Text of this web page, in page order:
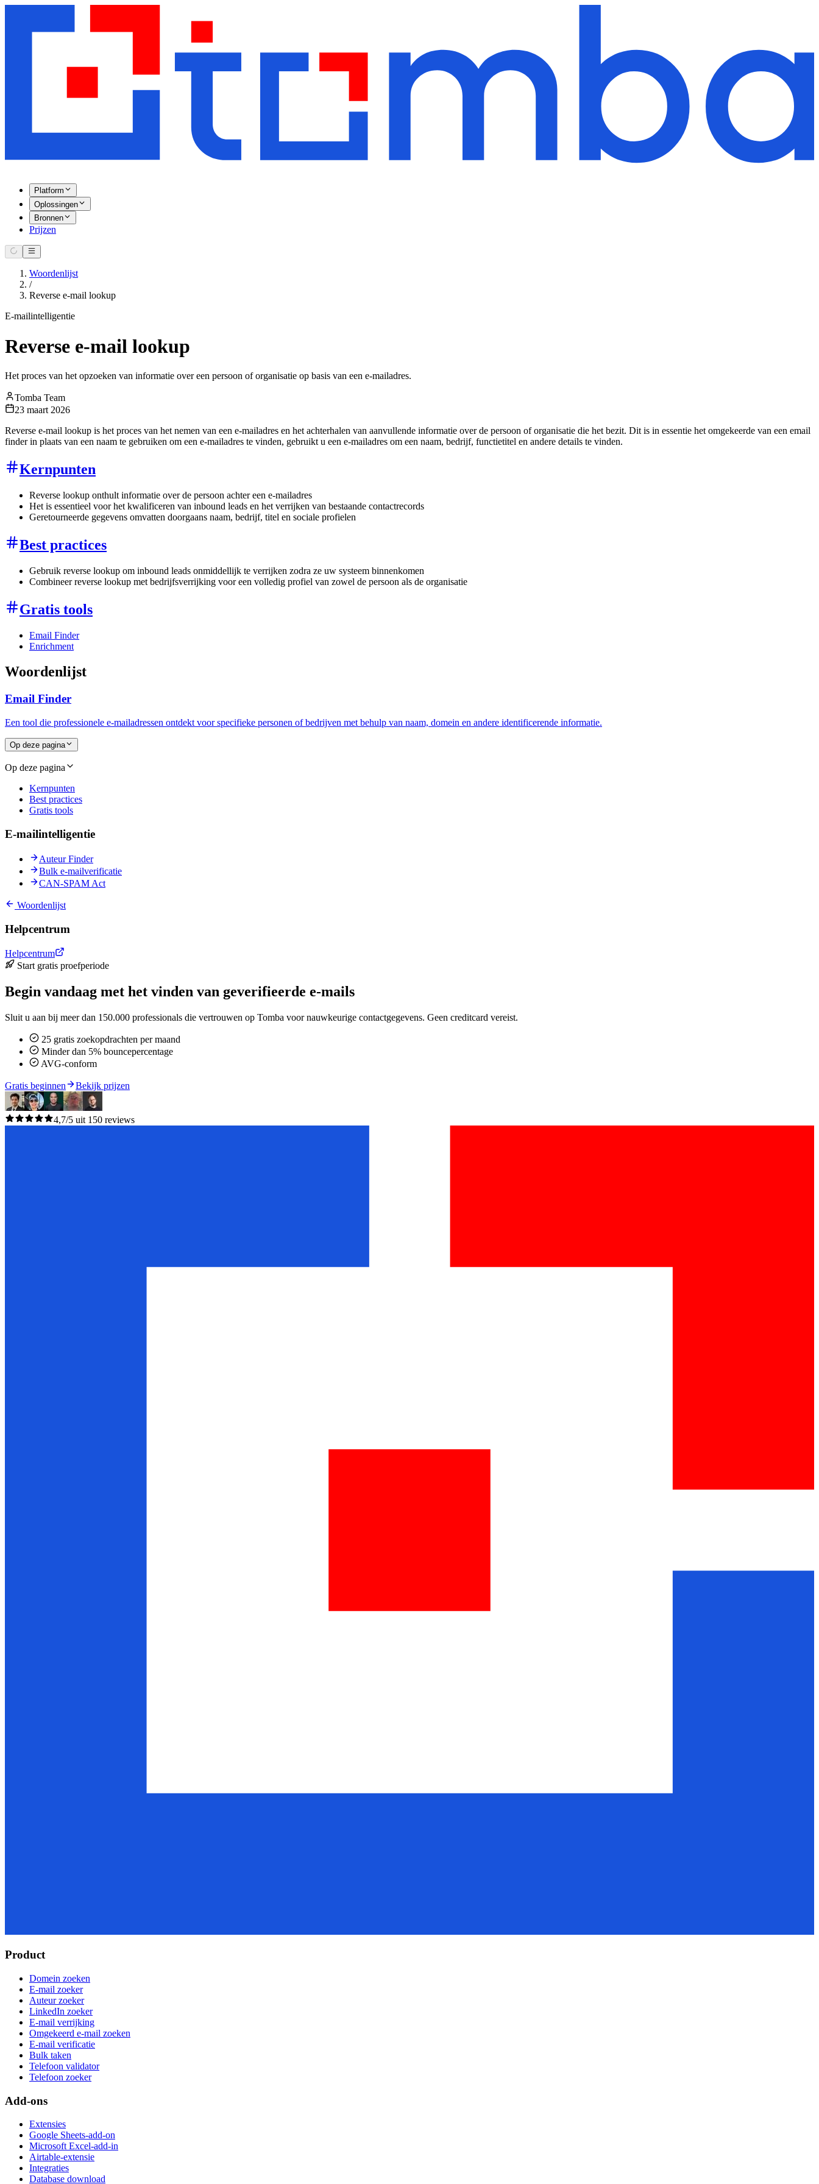
Platform
Oplossingen
Bronnen
Prijzen
Woordenlijst
/
Reverse e-mail lookup
E-mailintelligentie
Reverse e-mail lookup
Het proces van het opzoeken van informatie over een persoon of organisatie op basis van een e-mailadres.
Tomba Team
23 maart 2026
Reverse e-mail lookup is het proces van het nemen van een e-mailadres en het achterhalen van aanvullende informatie over de persoon of organisatie die het bezit. Dit is in essentie het omgekeerde van een email
finder in plaats van een naam te gebruiken om een e-mailadres te vinden, gebruikt u een e-mailadres om een naam, bedrijf, functietitel en andere details te vinden.
Kernpunten
Reverse lookup onthult informatie over de persoon achter een e-mailadres
Het is essentieel voor het kwalificeren van inbound leads en het verrijken van bestaande contactrecords
Geretourneerde gegevens omvatten doorgaans naam, bedrijf, titel en sociale profielen
Best practices
Gebruik reverse lookup om inbound leads onmiddellijk te verrijken zodra ze uw systeem binnenkomen
Combineer reverse lookup met bedrijfsverrijking voor een volledig profiel van zowel de persoon als de organisatie
Gratis tools
Email Finder
Enrichment
Woordenlijst
Email Finder
Een tool die professionele e-mailadressen ontdekt voor specifieke personen of bedrijven met behulp van naam, domein en andere identificerende informatie.
Op deze pagina
Op deze pagina
Kernpunten
Best practices
Gratis tools
E-mailintelligentie
Auteur Finder
Bulk e-mailverificatie
CAN-SPAM Act
Woordenlijst
Helpcentrum
Helpcentrum
Start gratis proefperiode
Begin vandaag met het vinden van geverifieerde e-mails
Sluit u aan bij meer dan 150.000 professionals die vertrouwen op Tomba voor nauwkeurige contactgegevens. Geen creditcard vereist.
25 gratis zoekopdrachten per maand
Minder dan 5% bouncepercentage
AVG-conform
Gratis beginnen Bekijk prijzen
4,7/5 uit 150 reviews
Product
Domein zoeken
E-mail zoeker
Auteur zoeker
LinkedIn zoeker
E-mail verrijking
Omgekeerd e-mail zoeken
E-mail verificatie
Bulk taken
Telefoon validator
Telefoon zoeker
Add-ons
Extensies
Google Sheets-add-on
Microsoft Excel-add-in
Airtable-extensie
Integraties
Database download